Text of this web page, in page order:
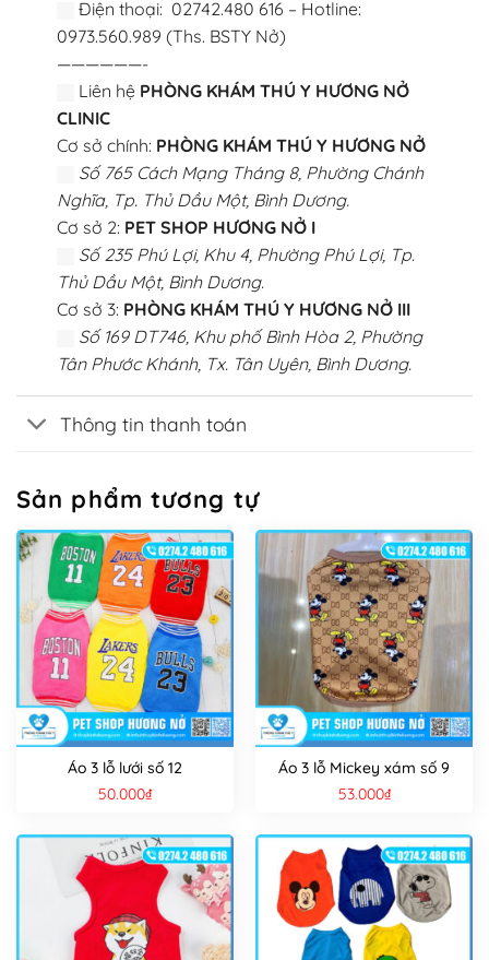
Điện thoại: 02742.480 616 – Hotline:
0973.560.989 (Ths. BSTY Nở)
——————-
Liên hệ PHÒNG KHÁM THÚ Y HƯƠNG NỞ
CLINIC
Cơ sở chính: PHÒNG KHÁM THÚ Y HƯƠNG NỞ
Số 765 Cách Mạng Tháng 8, Phường Chánh
Nghĩa, Tp. Thủ Dầu Một, Bình Dương.
Cơ sở 2: PET SHOP HƯƠNG NỞ I
Số 235 Phú Lợi, Khu 4, Phường Phú Lợi, Tp.
Thủ Dầu Một, Bình Dương.
Cơ sở 3: PHÒNG KHÁM THÚ Y HƯƠNG NỞ III
Số 169 DT746, Khu phố Bình Hòa 2, Phường
Tân Phước Khánh, Tx. Tân Uyên, Bình Dương.
Thông tin thanh toán
Sản phẩm tương tự
Áo 3 lỗ lưới số 12
50.000₫
Áo 3 lỗ Mickey xám số 9
53.000₫